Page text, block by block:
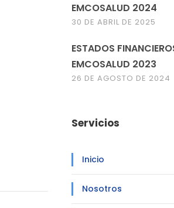
EMCOSALUD 2024
30 DE ABRIL DE 2025
ESTADOS
EMCOSALUD 2023
26 DE AGOSTO DE 2024
Servicios
Inicio
Nosotros